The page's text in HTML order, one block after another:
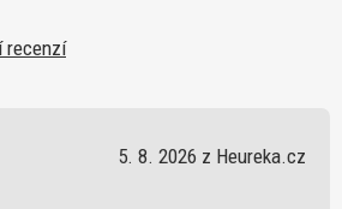
recenzí
5. 8. 2026 z Heureka.cz